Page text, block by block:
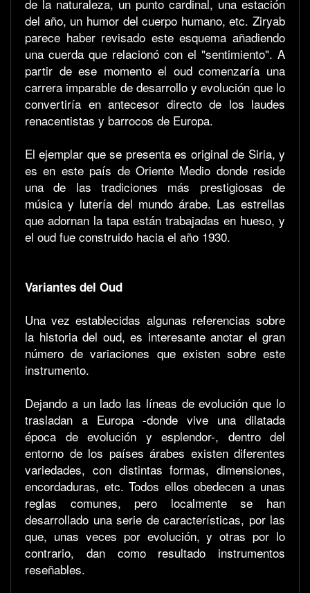
de la naturaleza, un punto cardinal, una estación
del año, un humor del cuerpo humano, etc. Ziryab
parece haber revisado este esquema añadiendo
una cuerda que relacionó con el "sentimiento". A
partir de ese momento el oud comenzaría una
carrera imparable de desarrollo y evolución que lo
convertiría en antecesor directo de los laudes
renacentistas y barrocos de Europa.
El ejemplar que se presenta es original de Siria, y
es en este país de Oriente Medio donde reside
una de las tradiciones más prestigiosas de
música y lutería del mundo árabe. Las estrellas
que adornan la tapa están trabajadas en hueso, y
el oud fue construido hacia el año 1930.
Variantes del Oud
Una vez establecidas algunas referencias sobre
la historia del oud, es interesante anotar el gran
número de variaciones que existen sobre este
instrumento.
Dejando a un lado las líneas de evolución que lo
trasladan a Europa -donde vive una dilatada
época de evolución y esplendor-, dentro del
entorno de los países árabes existen diferentes
variedades, con distintas formas, dimensiones,
encordaduras, etc. Todos ellos obedecen a unas
reglas comunes, pero localmente se han
desarrollado una serie de características, por las
que, unas veces por evolución, y otras por lo
contrario, dan como resultado instrumentos
reseñables.